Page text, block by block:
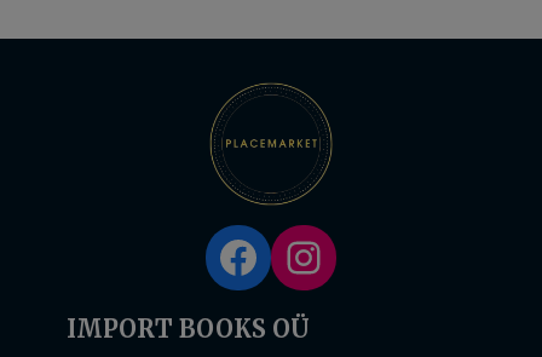
Facebook Instagram
IMPORT BOOKS OÜ